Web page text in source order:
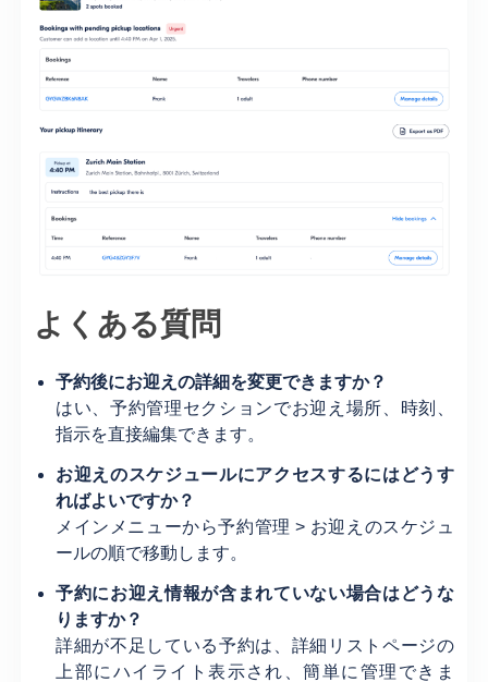
よくある質問
予約後にお迎えの詳細を変更できますか？
はい、予約管理セクションでお迎え場所、時刻、
指示を直接編集できます。
お迎えのスケジュールにアクセスするにはどうす
ればよいですか？
メインメニューから予約管理 > お迎えのスケジュ
ールの順で移動します。
予約にお迎え情報が含まれていない場合はどうな
りますか？
詳細が不足している予約は、詳細リストページの
上部にハイライト表示され、簡単に管理できま